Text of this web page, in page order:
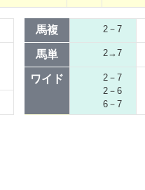
馬複 2－7
馬単 2→7
ワイド
2－7
2－6
6－7